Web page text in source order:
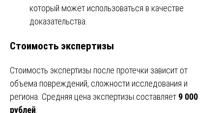
который может использоваться в качестве
доказательства.
Стоимость экспертизы
Стоимость экспертизы после протечки зависит от
объема повреждений, сложности исследования и
региона. Средняя цена экспертизы составляет 9 000
рублей.